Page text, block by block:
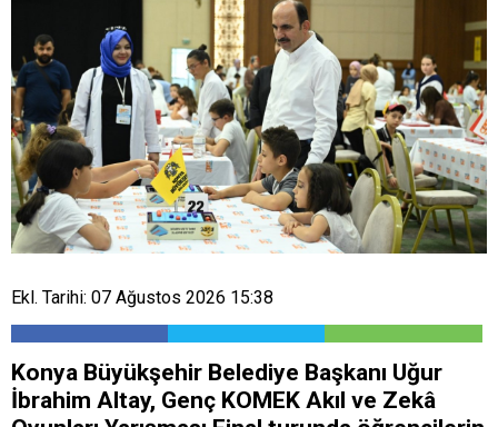
Ekl. Tarihi: 07 Ağustos 2026 15:38
Konya Büyükşehir Belediye Başkanı Uğur
İbrahim Altay, Genç KOMEK Akıl ve Zekâ